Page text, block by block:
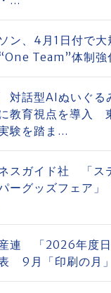
ン、4月1日付で
Team”体制強
対話型AIぬいぐる
教育視点を導入
験を踏ま...
スガイド社 「ス
ーグッズフェア」
連 「2026年度日
9月「印刷の月